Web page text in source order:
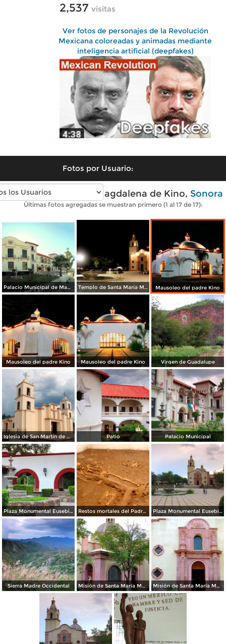
2,537 visitas
Ver fotos de personajes de la Revolución
Mexicana coloreadas y animadas mediante
inteligencia artificial (deepfakes)
Fotos por Usuario:
Fotos modernas de Magdalena de Kino, Sonora
Últimas fotos agregadas se muestran primero (1 al 17 de 17):
Palacio Municipal de Magdalena Templo de Santa María Magdalena y Plaza central Mausoleo del padre Kino
Mausoleo del padre Kino Mausoleo del padre Kino Virgen de Guadalupe
Iglesia de San Martín de Porres Patio Palacio Municipal
Plaza Monumental Eusebio Kino Restos mortales del Padre Kino Plaza Monumental Eusebio Kino
Sierra Madre Occidental Misión de Santa María Magdalena Misión de Santa María Magdalena